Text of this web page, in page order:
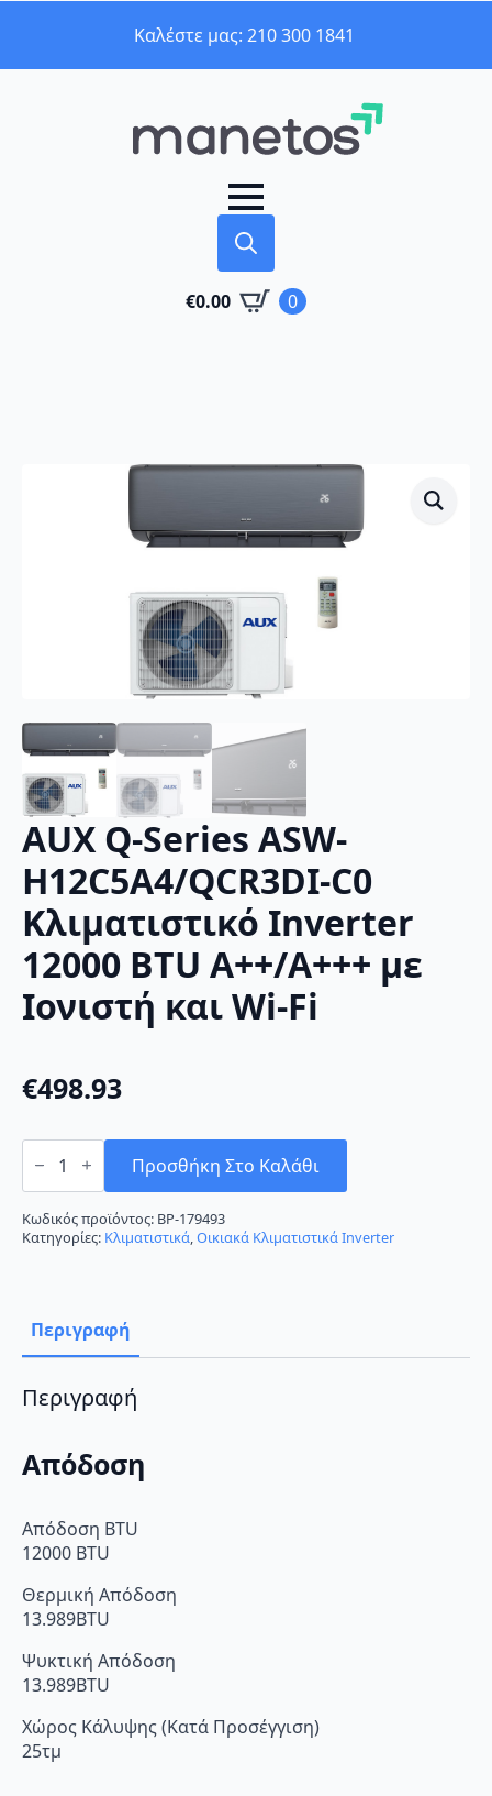
Καλέστε μας: 210 300 1841
for:
€0.00 0
AUX Q-Series ASW-
H12C5A4/QCR3DI-C0
Κλιματιστικό Inverter
12000 BTU A++/A+++ με
Ιονιστή και Wi-Fi
€498.93
AUX
Q-
ASW-
H12C5A4/QCR3DI-
C0
Κλιματιστικό
A++/A+++
με
Ιονιστή
Wi-
Fi
Προσθήκη Στο Καλάθι
Κωδικός προϊόντος: BP-179493
Κατηγορίες: Κλιματιστικά Οικιακά Κλιματιστικά Inverter
Περιγραφή
Περιγραφή
Απόδοση
Απόδοση BTU
12000 BTU
Θερμική Απόδοση
13.989BTU
Ψυκτική Απόδοση
13.989BTU
Χώρος Κάλυψης (Κατά Προσέγγιση)
25τμ